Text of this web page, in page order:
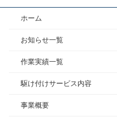
ホーム
お知らせ一覧
作業実績一覧
駆け付けサービス内容
事業概要